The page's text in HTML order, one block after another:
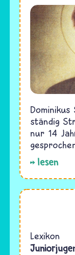
ständig
nur 14
lesen
Bahaitum
Lexikon